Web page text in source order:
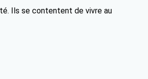
Ils se contentent de vivre au